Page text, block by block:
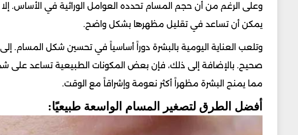
وعلى الرغم من أن حجم المسام تحدده العوامل الوراثية في الأساس.
يمكن أن تساعد في تقليل مظهرها بشكل واضح.
وتلعب العناية اليومية بالبشرة دوراً أساسياً في تحسين شكل المسام.
صحيح. بالإضافة إلى ذلك، فإن بعض المكونات الطبيعية تساعد على
مما يمنح البشرة مظهراً أكثر نعومة وإشراقاً مع الوقت.
أفضل الطرق لتصغير المسام الواسعة طبيعيًا: